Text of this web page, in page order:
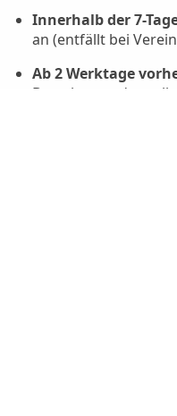
Innerhalb der 7-
an (entfällt bei
Ab 2 Werktage
Berechnung der